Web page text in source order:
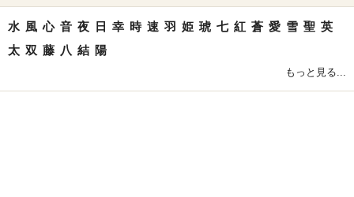
水 風 心 音 夜 日 幸 時 速 羽 姫 琥 七 紅 蒼 愛 雪 聖 英
太 双 藤 八 結 陽
もっと見る...